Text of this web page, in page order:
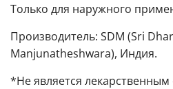
Только для наружного
Производитель: SDM (Sri
Manjunatheshwara), Индия.
*Не является лекарственным